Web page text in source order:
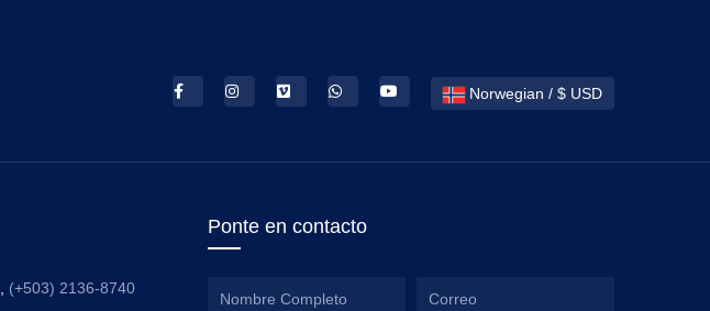
Norwegian / $ USD
(+503) 2136-8740
Ponte en contacto